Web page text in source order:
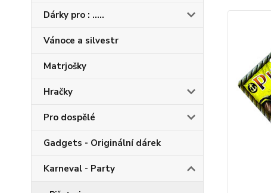
Dárky pro : .....
Vánoce a silvestr
Matrjošky
Hračky
Pro dospělé
Gadgets - Originální dárek
Karneval - Party